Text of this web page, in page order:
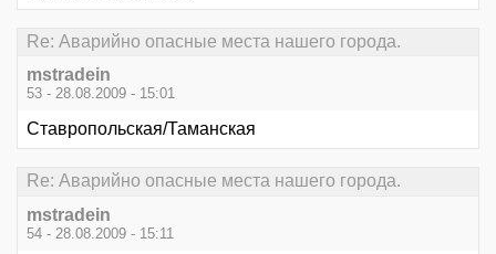
Re: Аварийно опасные места нашего города.
mstradein
53 - 28.08.2009 - 15:01
Ставропольская/Таманская
Re: Аварийно опасные места нашего города.
mstradein
54 - 28.08.2009 - 15:11